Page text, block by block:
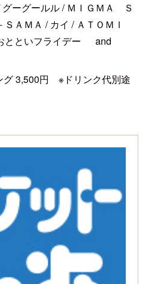
グーグールル / ＭＩＧＭＡ Ｓ
ＡＭＡ / カイ / ＡＴＯＭＩ
とといフライデー ​and
グ 3,500円 ※ドリンク代別途